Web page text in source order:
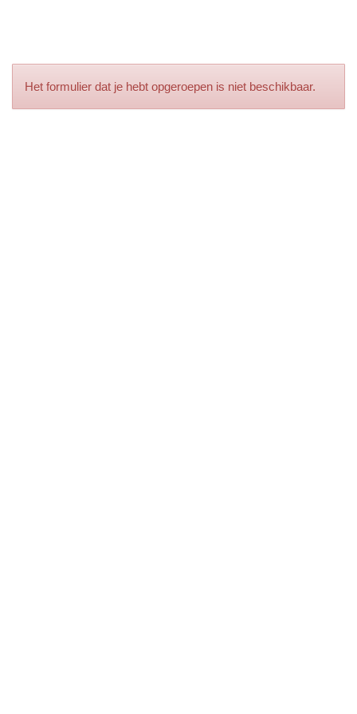
Het formulier dat je hebt opgeroepen is niet beschikbaar.